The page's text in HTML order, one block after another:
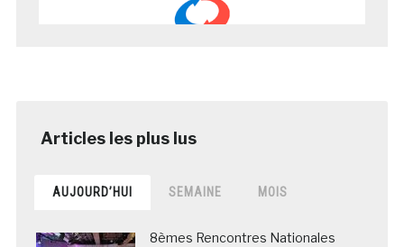
AUJOURD’HUI SEMAINE MOIS
8èmes Rencontres Nationales